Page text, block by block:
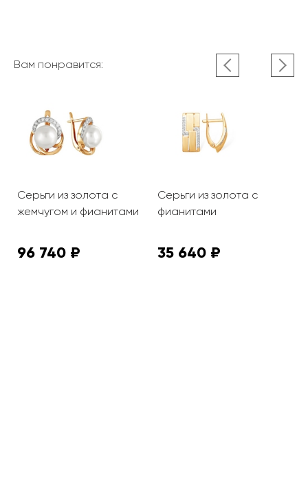
Вам понравится:
Серьги из золота с
жемчугом и фианитами
96 740 ₽
Серьги из золота с
фианитами
35 640 ₽